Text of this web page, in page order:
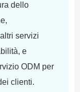
dello
servizi
e
ODM per
clienti.